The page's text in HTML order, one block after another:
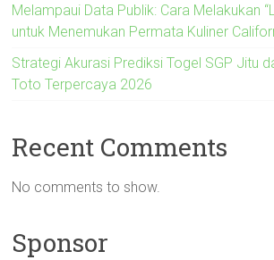
Melampaui Data Publik: Cara Melakukan
untuk Menemukan Permata Kuliner
Strategi Akurasi Prediksi Togel SGP Jitu
Toto Terpercaya 2026
Recent Comments
No comments to show.
Sponsor